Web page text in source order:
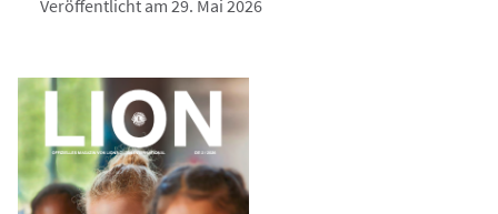
Veröffentlicht am 29. Mai 2026